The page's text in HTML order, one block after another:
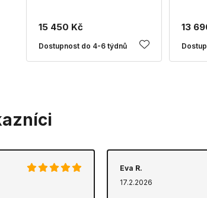
15 450 Kč
Dostupnost do 4-6 týdnů
13
Eva R.
17.2.2026